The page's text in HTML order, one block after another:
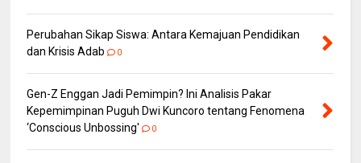
Perubahan Sikap Siswa: Antara Kemajuan Pendidikan
dan Krisis Adab
0
Gen-Z Enggan Jadi Pemimpin? Ini Analisis Pakar
Kepemimpinan Puguh Dwi Kuncoro tentang Fenomena
‘Conscious Unbossing'
0